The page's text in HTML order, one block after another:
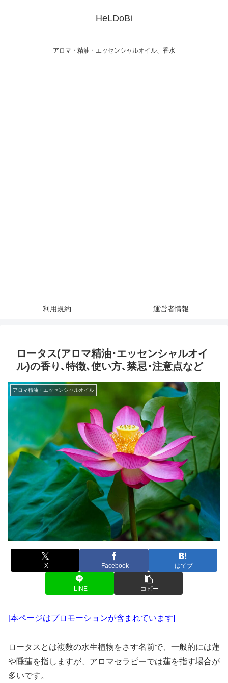
HeLDoBi
アロマ・精油・エッセンシャルオイル、香水
利用規約 運営者情報
ロータス(アロマ精油･エッセンシャルオイ
ル)の香り､特徴､使い方､禁忌･注意点など
アロマ精油・エッセンシャルオイル
X Facebook はてブ
LINE コピー
[本ページはプロモーションが含まれています]
ロータスとは複数の水生植物をさす名前で、一般的には蓮
や睡蓮を指しますが、アロマセラピーでは蓮を指す場合が
多いです。